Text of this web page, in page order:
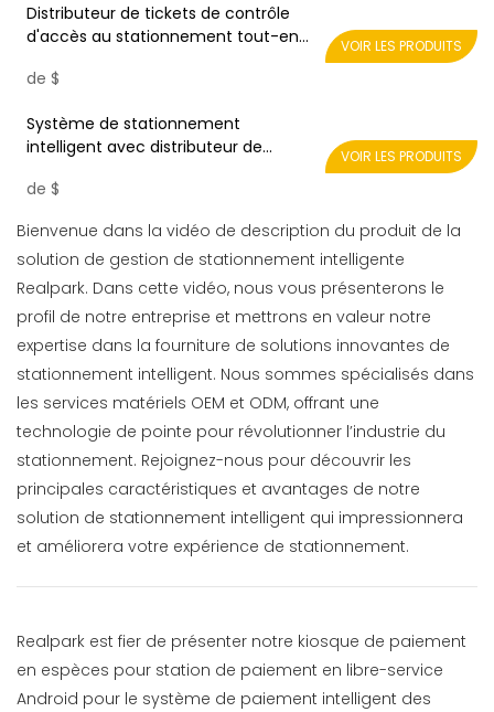
Distributeur de tickets de contrôle
d'accès au stationnement tout-en-
stationnement LPR Realpark
de $
VOIR LES PRODUITS
Système de stationnement
intelligent avec distributeur de
d'immatriculation Realpark
de $
VOIR LES PRODUITS
Bienvenue dans la vidéo de description du produit de la
solution de gestion de stationnement intelligente
Realpark. Dans cette vidéo, nous vous présenterons le
profil de notre entreprise et mettrons en valeur notre
expertise dans la fourniture de solutions innovantes de
stationnement intelligent. Nous sommes spécialisés dans
les services matériels OEM et ODM, offrant une
technologie de pointe pour révolutionner l’industrie du
stationnement. Rejoignez-nous pour découvrir les
principales caractéristiques et avantages de notre
solution de stationnement intelligent qui impressionnera
et améliorera votre expérience de stationnement.
Realpark est fier de présenter notre kiosque de paiement
en espèces pour station de paiement en libre-service
Android pour le système de paiement intelligent des